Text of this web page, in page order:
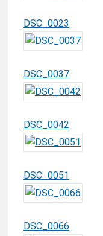
DSC_0023
DSC_0037
DSC_0042
DSC_0051
DSC_0066